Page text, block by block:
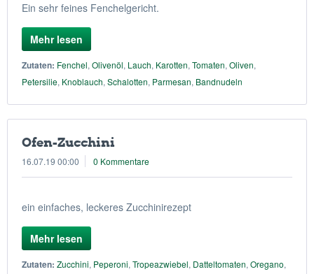
Ein sehr feines Fenchelgericht.
Mehr lesen
Zutaten: Fenchel, Olivenöl, Lauch, Karotten, Tomaten, Oliven,
Petersilie, Knoblauch, Schalotten, Parmesan, Bandnudeln
Ofen-Zucchini
16.07.19 00:00 0 Kommentare
ein einfaches, leckeres Zucchinirezept
Mehr lesen
Zutaten: Zucchini, Peperoni, Tropeazwiebel, Datteltomaten, Oregano,